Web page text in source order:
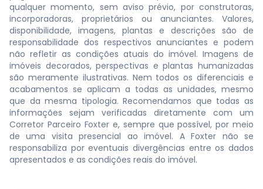
qualquer momento, sem aviso prévio, por construtoras,
incorporadoras, proprietários ou anunciantes. Valores,
disponibilidade, imagens, plantas e descrições são de
responsabilidade dos respectivos anunciantes e podem
não refletir as condições atuais do imóvel. Imagens de
imóveis decorados, perspectivas e plantas humanizadas
são meramente ilustrativas. Nem todos os diferenciais e
acabamentos se aplicam a todas as unidades, mesmo
que da mesma tipologia. Recomendamos que todas as
informações sejam verificadas diretamente com um
Corretor Parceiro Foxter e, sempre que possível, por meio
de uma visita presencial ao imóvel. A Foxter não se
responsabiliza por eventuais divergências entre os dados
apresentados e as condições reais do imóvel.